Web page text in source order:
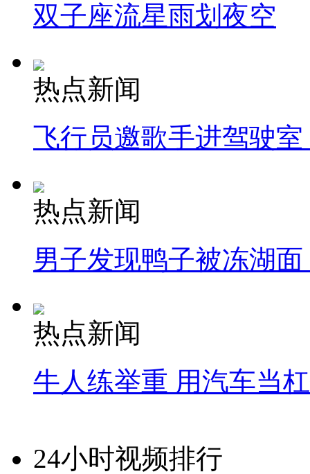
双子座流星雨划夜空
热点新闻
飞行员邀歌手进驾驶
热点新闻
男子发现鸭子被冻湖
热点新闻
牛人练举重 用汽车当
24小时视频排行